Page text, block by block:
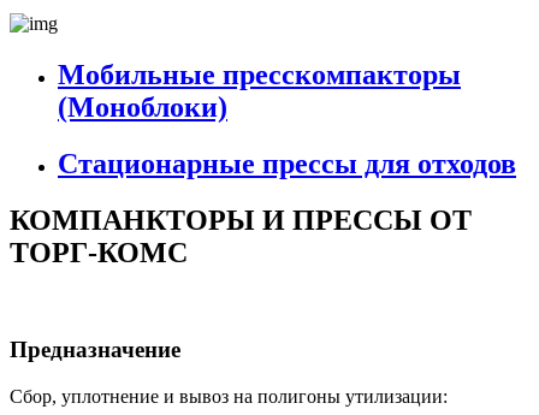
Мобильные пресскомпакторы
(Моноблоки)
Стационарные прессы для отходов
КОМПАНКТОРЫ И ПРЕССЫ ОТ
ТОРГ-КОМС
Предназначение
Сбор, уплотнение и вывоз на полигоны утилизации: